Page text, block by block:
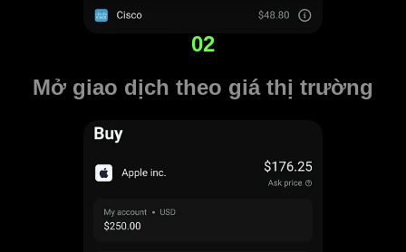
02
Mở giao dịch theo giá thị trường